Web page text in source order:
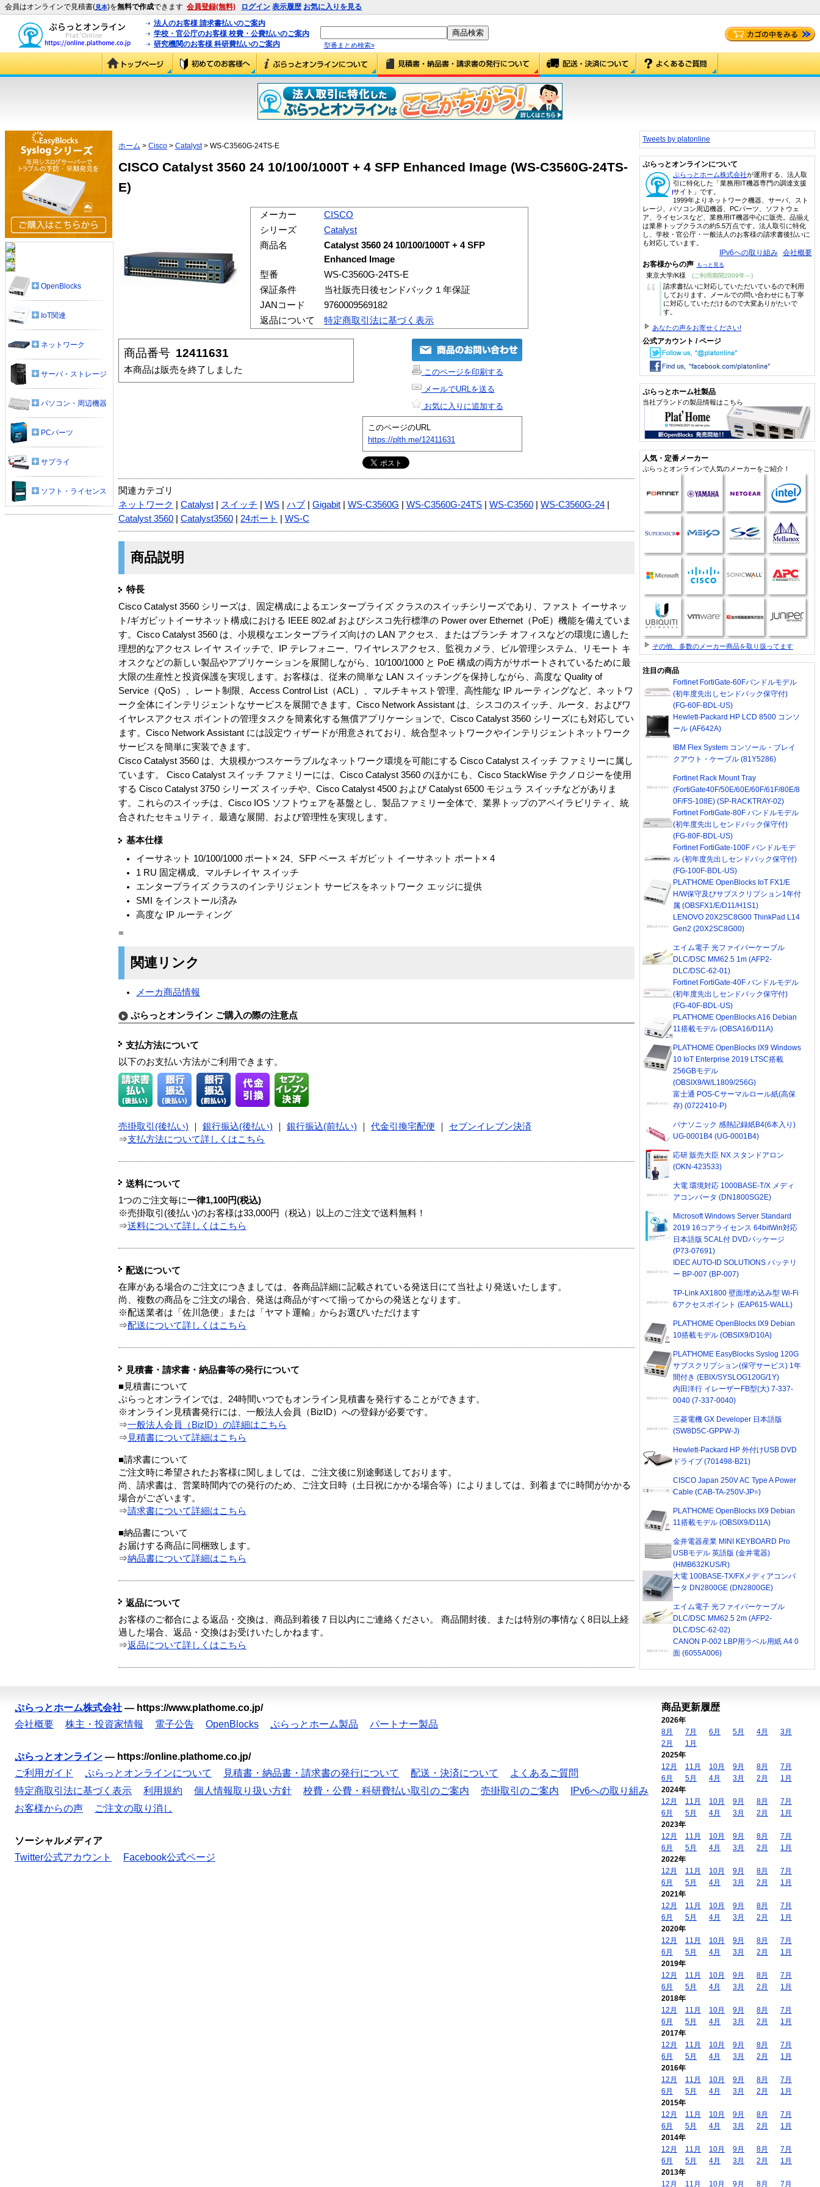
会員はオンラインで見積書(見本)を無料で作成できます 会員登録(無料) ログイン 表示履歴 お気に入りを見る
法人のお客様 請求書払いのご案内
学校・官公庁のお客様 校費・公費払いのご案内
研究機関のお客様 科研費払いのご案内
型番まとめ検索»
ホーム > Cisco > Catalyst> WS-C3560G-24TS-E
CISCO Catalyst 3560 24 10/100/1000T + 4 SFP Enhanced Image (WS-C3560G-24TS-
E)
メーカー
CISCO
シリーズ
Catalyst
商品名
Catalyst 3560 24 10/100/1000T + 4 SFP
Enhanced Image
型番
WS-C3560G-24TS-E
保証条件
当社販売日後センドバック１年保証
JANコード
9760009569182
返品について
特定商取引法に基づく表示
商品番号 12411631
本商品は販売を終了しました
このページを印刷する
メールでURLを送る
お気に入りに追加する
このページのURL
https://plth.me/12411631
関連カテゴリ
ネットワーク
Catalyst スイッチ WS ハブ Gigabit WS-C3560G WS-C3560G-24TS WS-C3560 WS-C3560G-24
Catalyst 3560
Catalyst3560 24ポート WS-C
商品説明
特長
Cisco Catalyst 3560 シリーズは、固定構成によるエンタープライズ クラスのスイッチシリーズであり、ファスト イーサネッ
ト/ギガビットイーサネット構成における IEEE 802.af およびシスコ先行標準の Power over Ethernet（PoE）機能を備えていま
す。Cisco Catalyst 3560 は、小規模なエンタープライズ向けの LAN アクセス、またはブランチ オフィスなどの環境に適した
理想的なアクセス レイヤ スイッチで、IP テレフォニー、ワイヤレスアクセス、監視カメラ、ビル管理システム、リモート キ
オスクなどの新しい製品やアプリケーションを展開しながら、10/100/1000 と PoE 構成の両方がサポートされているために最
大限の生産性と投資保護を実現します。お客様は、従来の簡単な LAN スイッチングを保持しながら、高度な Quality of
Service（QoS）、レート制限、Access Control List（ACL）、マルチキャスト管理、高性能な IP ルーティングなど、ネットワ
ーク全体にインテリジェントなサービスを展開できます。Cisco Network Assistant は、シスコのスイッチ、ルータ、およびワ
イヤレスアクセス ポイントの管理タスクを簡素化する無償アプリケーションで、Cisco Catalyst 3560 シリーズにも対応してい
ます。Cisco Network Assistant には設定ウィザードが用意されており、統合型ネットワークやインテリジェントネットワーク
サービスを簡単に実装できます。
Cisco Catalyst 3560 は、大規模かつスケーラブルなネットワーク環境を可能にする Cisco Catalyst スイッチ ファミリーに属し
ています。 Cisco Catalyst スイッチ ファミリーには、Cisco Catalyst 3560 のほかにも、Cisco StackWise テクノロジーを使用
する Cisco Catalyst 3750 シリーズ スイッチや、Cisco Catalyst 4500 および Catalyst 6500 モジュラ スイッチなどがありま
す。これらのスイッチは、Cisco IOS ソフトウェアを基盤とし、製品ファミリー全体で、業界トップのアベイラビリティ、統
合されたセキュリティ、最適な展開、および管理性を実現します。
基本仕様
イーサネット 10/100/1000 ポート× 24、SFP ベース ギガビット イーサネット ポート× 4
1 RU 固定構成、マルチレイヤ スイッチ
エンタープライズ クラスのインテリジェント サービスをネットワーク エッジに提供
SMI をインストール済み
高度な IP ルーティング
=
関連リンク
メーカ商品情報
ぷらっとオンライン ご購入の際の注意点
支払方法について
以下のお支払い方法がご利用できます。
売掛取引(後払い) 銀行振込(後払い) 銀行振込(前払い) 代金引換宅配便
セブンイレブン決済
⇒支払方法について詳しくはこちら
送料について
1つのご注文毎に一律1,100円(税込)
※売掛取引(後払い)のお客様は33,000円（税込）以上のご注文で送料無料！
⇒送料について詳しくはこちら
配送について
在庫がある場合のご注文につきましては、各商品詳細に記載されている発送日にて当社より発送いたします。
尚、複数の商品をご注文の場合、発送は商品がすべて揃ってからの発送となります。
※配送業者は「佐川急便」または「ヤマト運輸」からお選びいただけます
⇒配送について詳しくはこちら
見積書・請求書・納品書等の発行について
■見積書について
ぷらっとオンラインでは、24時間いつでもオンライン見積書を発行することができます。
※オンライン見積書発行には、一般法人会員（BizID）への登録が必要です。
⇒一般法人会員（BizID）の詳細はこちら
⇒ 見積書について詳細はこちら
■請求書について
ご注文時に希望されたお客様に関しましては、ご注文後に別途郵送しております。
尚、請求書は、営業時間内での発行のため、ご注文日時（土日祝にかかる場合等）によりましては、到着までに時間がかかる
場合がございます。
⇒請求書について詳細はこちら
■納品書について
お届けする商品に同梱致します。
⇒納品書について詳細はこちら
返品について
お客様のご都合による返品・交換は、商品到着後７日以内にご連絡ください。 商品開封後、または特別の事情なく8日以上経
過した場合、返品・交換はお受けいたしかねます。
⇒返品について詳しくはこちら
OpenBlocks
IoT関連
ネットワーク
サーバ・ストレージ
パソコン・周辺機器
PCパーツ
サプライ
ソフト・ライセンス
Tweets by platonline
ぷらっとオンラインについて
ぷらっとホーム株式会社が運用する、法人取
引に特化した「業務用IT機器専門の調達支援
サイト」です。
1999年よりネットワーク機器、サーバ、スト
レージ、パソコン周辺機器、PCパーツ、ソフトウェ
ア、ライセンスなど、業務用IT機器中心に販売。品揃え
は業界トップクラスの約5.5万点です。法人取引に特化
し、学校・官公庁・一般法人のお客様の請求書後払いに
も対応しています。
IPv6への取り組み 会社概要
お客様からの声 もっと見る
東京大学/K様 (ご利用期間2009年～)
“
請求書払いに対応していただいているので利用
しております。メールでの問い合わせにも丁寧
に対応していただけるので大変ありがたいで
す。
あなたの声をお寄せください!
公式アカウント / ページ
ぷらっとホーム社製品
当社ブランドの製品情報はこちら
人気・定番メーカー
ぷらっとオンラインで人気のメーカーをご紹介！
その他、多数のメーカー商品を取り扱ってます
注目の商品
Fortinet FortiGate-60Fバンドルモデル
(初年度先出しセンドバック保守付)
(FG-60F-BDL-US)
Hewlett-Packard HP LCD 8500 コンソ
ール (AF642A)
IBM Flex System コンソール・ブレイ
クアウト・ケーブル (81Y5286)
Fortinet Rack Mount Tray
(FortiGate40F/50E/60E/60F/61F/80E/8
0F/FS-108E) (SP-RACKTRAY-02)
Fortinet FortiGate-80F バンドルモデル
(初年度先出しセンドバック保守付)
(FG-80F-BDL-US)
Fortinet FortiGate-100F バンドルモデ
ル (初年度先出しセンドバック保守付)
(FG-100F-BDL-US)
PLAT'HOME OpenBlocks IoT FX1/E
H/W保守及びサブスクリプション1年付
属 (OBSFX1/E/D11/H1S1)
LENOVO 20X2SC8G00 ThinkPad L14
Gen2 (20X2SC8G00)
エイム電子 光ファイバーケーブル
DLC/DSC MM62.5 1m (AFP2-
DLC/DSC-62-01)
Fortinet FortiGate-40F バンドルモデル
(初年度先出しセンドバック保守付)
(FG-40F-BDL-US)
PLAT'HOME OpenBlocks A16 Debian
11搭載モデル (OBSA16/D11A)
PLAT'HOME OpenBlocks IX9 Windows
10 IoT Enterprise 2019 LTSC搭載
256GBモデル
(OBSIX9/W/L1809/256G)
富士通 POS-Cサーマルロール紙(高保
存) (0722410-P)
パナソニック 感熱記録紙B4(6本入り)
UG-0001B4 (UG-0001B4)
応研 販売大臣 NX スタンドアロン
(OKN-423533)
大電 環境対応 1000BASE-T/X メディ
アコンバータ (DN1800SG2E)
Microsoft Windows Server Standard
2019 16コアライセンス 64bitWin対応
日本語版 5CAL付 DVDパッケージ
(P73-07691)
IDEC AUTO-ID SOLUTIONS バッテリ
ー BP-007 (BP-007)
TP-Link AX1800 壁面埋め込み型 Wi-Fi
6アクセスポイント (EAP615-WALL)
PLAT'HOME OpenBlocks IX9 Debian
10搭載モデル (OBSIX9/D10A)
PLAT'HOME EasyBlocks Syslog 120G
サブスクリプション(保守サービス) 1年
間付き (EBIX/SYSLOG120G/1Y)
内田洋行 イレーザーFB型(大) 7-337-
0040 (7-337-0040)
三菱電機 GX Developer 日本語版
(SW8D5C-GPPW-J)
Hewlett-Packard HP 外付けUSB DVD
ドライブ (701498-B21)
CISCO Japan 250V AC Type A Power
Cable (CAB-TA-250V-JP=)
PLAT'HOME OpenBlocks IX9 Debian
11搭載モデル (OBSIX9/D11A)
金井電器産業 MINI KEYBOARD Pro
USBモデル 英語版 (金井電器)
(HMB632KUS/R)
大電 100BASE-TX/FXメディアコンバ
ータ DN2800GE (DN2800GE)
エイム電子 光ファイバーケーブル
DLC/DSC MM62.5 2m (AFP2-
DLC/DSC-62-02)
CANON P-002 LBP用ラベル用紙 A4 0
面 (6055A006)
ぷらっとホーム株式会社 — https://www.plathome.co.jp/
会社概要
株主・投資家情報 電子公告 OpenBlocks ぷらっとホーム製品 パートナー製品
ぷらっとオンライン — https://online.plathome.co.jp/
ご利用ガイド
ぷらっとオンラインについて 見積書・納品書・請求書の発行について 配送・決済について
よくあるご質問
特定商取引法に基づく表示
利用規約 個人情報取り扱い方針 校費・公費・科研費払い取引のご案内 売掛取引のご案内
IPv6への取り組み
お客様からの声
ご注文の取り消し
ソーシャルメディア
Twitter公式アカウント
Facebook公式ページ
商品更新履歴
2026年
8月
7月 6月 5月 4月
3月
2月
1月
2025年
12月
11月 10月 9月 8月
7月
6月
5月 4月 3月 2月
1月
2024年
12月
11月 10月 9月 8月
7月
6月
5月 4月 3月 2月
1月
2023年
12月
11月 10月 9月 8月
7月
6月
5月 4月 3月 2月
1月
2022年
12月
11月 10月 9月 8月
7月
6月
5月 4月 3月 2月
1月
2021年
12月
11月 10月 9月 8月
7月
6月
5月 4月 3月 2月
1月
2020年
12月
11月 10月 9月 8月
7月
6月
5月 4月 3月 2月
1月
2019年
12月
11月 10月 9月 8月
7月
6月
5月 4月 3月 2月
1月
2018年
12月
11月 10月 9月 8月
7月
6月
5月 4月 3月 2月
1月
2017年
12月
11月 10月 9月 8月
7月
6月
5月 4月 3月 2月
1月
2016年
12月
11月 10月 9月 8月
7月
6月
5月 4月 3月 2月
1月
2015年
12月
11月 10月 9月 8月
7月
6月
5月 4月 3月 2月
1月
2014年
12月
11月 10月 9月 8月
7月
6月
5月 4月 3月 2月
1月
2013年
12月
11月 10月 9月 8月 7月